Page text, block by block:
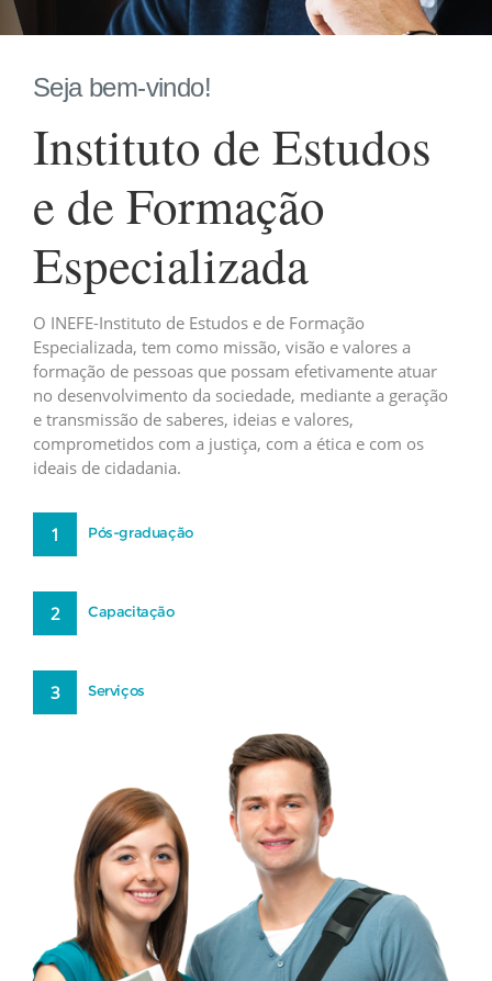
Seja bem-vindo!
Instituto de Estudos
e de Formação
Especializada
O INEFE-Instituto de Estudos e de Formação
Especializada, tem como missão, visão e valores a
formação de pessoas que possam efetivamente atuar
no desenvolvimento da sociedade, mediante a geração
e transmissão de saberes, ideias e valores,
comprometidos com a justiça, com a ética e com os
ideais de cidadania.
1 Pós-graduação
2 Capacitação
3 Serviços